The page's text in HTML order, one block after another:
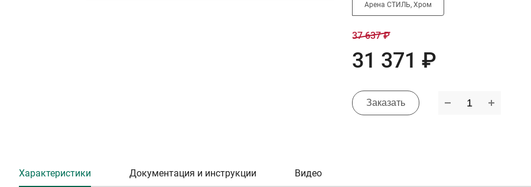
Арена СТИЛЬ, Хром
37 637 ₽
31 371 ₽
Заказать
Характеристики Документация и инструкции Видео